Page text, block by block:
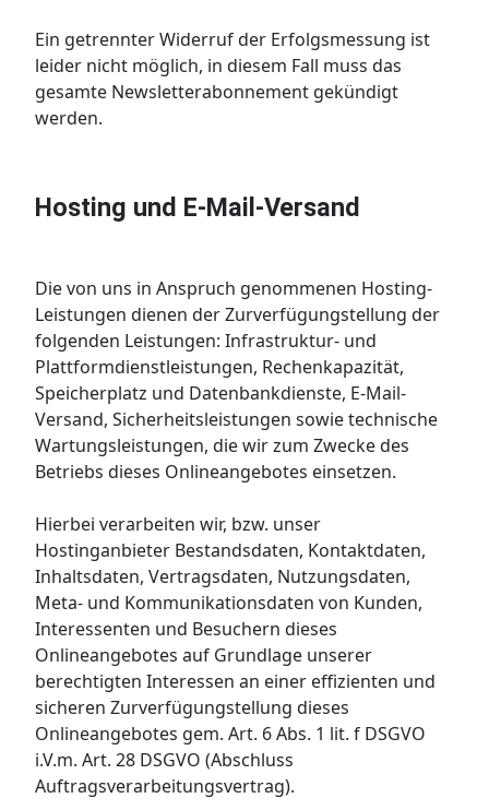
Ein getrennter Widerruf der Erfolgsmessung ist
leider nicht möglich, in diesem Fall muss das
gesamte Newsletterabonnement gekündigt
werden.
Hosting und E-Mail-Versand
Die von uns in Anspruch genommenen Hosting-
Leistungen dienen der Zurverfügungstellung der
folgenden Leistungen: Infrastruktur- und
Plattformdienstleistungen, Rechenkapazität,
Speicherplatz und Datenbankdienste, E-Mail-
Versand, Sicherheitsleistungen sowie technische
Wartungsleistungen, die wir zum Zwecke des
Betriebs dieses Onlineangebotes einsetzen.
Hierbei verarbeiten wir, bzw. unser
Hostinganbieter Bestandsdaten, Kontaktdaten,
Inhaltsdaten, Vertragsdaten, Nutzungsdaten,
Meta- und Kommunikationsdaten von Kunden,
Interessenten und Besuchern dieses
Onlineangebotes auf Grundlage unserer
berechtigten Interessen an einer effizienten und
sicheren Zurverfügungstellung dieses
Onlineangebotes gem. Art. 6 Abs. 1 lit. f DSGVO
i.V.m. Art. 28 DSGVO (Abschluss
Auftragsverarbeitungsvertrag).